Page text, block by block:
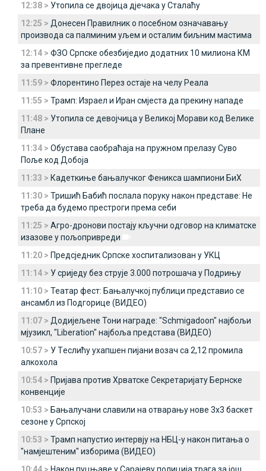
12:38 > Утопила се двојица дјечака у Сталаћу
12:25 > Донесен Правилник о посебном означавању
производа са палминим уљем и осталим биљним мастима
12:14 > ФЗО Српске обезбиједио додатних 10 милиона КМ
за превентивне прегледе
11:59 > Флорентино Перез остаје на челу Реала
11:55 > Трамп: Израел и Иран смјеста да прекину нападе
11:48 > Утопила се девојчица у Великој Морави код Велике
Плане
11:34 > Обустава саобраћаја на пружном прелазу Суво
Поље код Добоја
11:33 > Кадеткиње бањалучког Феникса шампиони БиХ
11:30 > Тришић Бабић послала поруку након представе: Не
треба да будемо престроги према себи
11:25 > Агро-дронови постају кључни одговор на климатске
изазове у пољопривреди
11:20 > Предсједник Српске хоспитализован у УКЦ
11:14 > У сриједу без струје 3.000 потрошача у Подрињу
11:10 > Театар фест: Бањалучкој публици представио се
ансамбл из Подгорице (ВИДЕО)
11:07 > Додијељене Тони награде: "Schmigadoon" најбољи
мјузикл, "Liberation" најбоља представа (ВИДЕО)
10:57 > У Tеслићу ухапшен пијани возач са 2,12 промила
алкохола
10:54 > Пријава против Хрватске Секретаријату Бернске
конвенције
10:53 > Бањалучани славили на отварању нове 3x3 баскет
сезоне у Српској
10:53 > Трамп напустио интервју на НБЦ-у након питања о
"намјештеним" изборима (ВИДЕО)